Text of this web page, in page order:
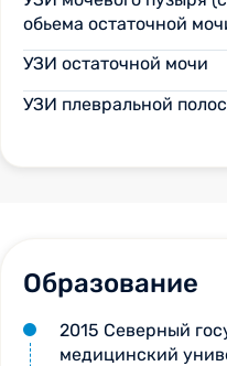
обьема остаточной
УЗИ остаточной мочи
УЗИ плевральной
Образование
2015 Северный
медицинский